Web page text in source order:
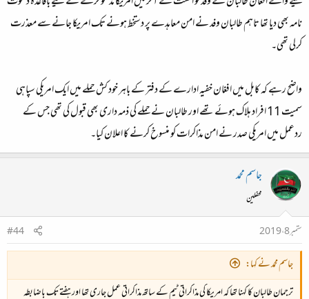
نامہ بھی دیا تھا تاہم طالبان وفد نے امن معاہدے پر دستخط ہونے تک امریکا جانے سے معذرت
کرلی تھی۔
واضح رہے کہ کابل میں افغان خفیہ ادارے کے دفتر کے باہر خود کش حملے میں ایک امریکی سپاہی
سمیت 11 افراد ہلاک ہوئے تھے اور طالبان نے حملے کی ذمہ داری بھی قبول کی تھی جس کے
ردعمل میں امریکی صدر نے امن مذاکرات کو منسوخ کرنے کا اعلان کیا۔
جاسم محمد
محفلین
ستمبر 8، 2019
#44
جاسم محمد نے کہا:
ترجمان طالبان کا کہنا تھا کہ امریکا کی مذاکراتی ٹیم کے ساتھ مذاکراتی عمل جاری تھا اور ہفتے تک باضابطہ